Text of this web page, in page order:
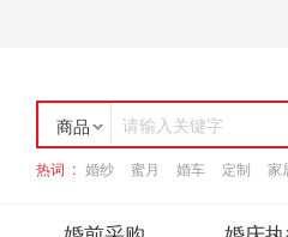
商品
店铺
请输入关键字
热词 : 婚纱 蜜月 婚车 定制 家